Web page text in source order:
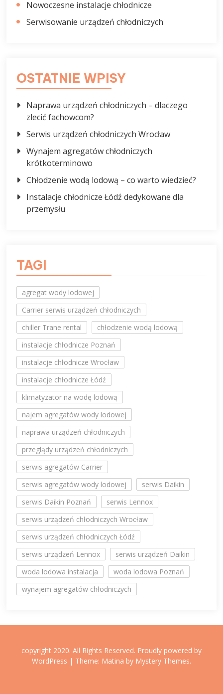
Nowoczesne instalacje chłodnicze
Serwisowanie urządzeń chłodniczych
OSTATNIE WPISY
Naprawa urządzeń chłodniczych – dlaczego
zlecić fachowcom?
Serwis urządzeń chłodniczych Wrocław
Wynajem agregatów chłodniczych
krótkoterminowo
Chłodzenie wodą lodową – co warto wiedzieć?
Instalacje chłodnicze Łódź dedykowane dla
przemysłu
TAGI
agregat wody lodowej
Carrier serwis urządzeń chłodniczych
chiller Trane rental
chłodzenie wodą lodową
instalacje chłodnicze Poznań
instalacje chłodnicze Wrocław
instalacje chłodnicze Łódź
klimatyzator na wodę lodową
najem agregatów wody lodowej
naprawa urządzeń chłodniczych
przeglądy urządzeń chłodniczych
serwis agregatów Carrier
serwis agregatów wody lodowej
serwis Daikin
serwis Daikin Poznań
serwis Lennox
serwis urządzeń chłodniczych Wrocław
serwis urządzeń chłodniczych Łódź
serwis urządzeń Lennox
serwis urządzeń Daikin
woda lodowa instalacja
woda lodowa Poznań
wynajem agregatów chłodniczych
copyright 2020. All Rights Reserved. Proudly powered by
WordPress | Theme: Matina by Mystery Themes.